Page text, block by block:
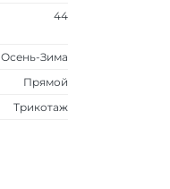
44
Осень-Зима
Прямой
Трикотаж